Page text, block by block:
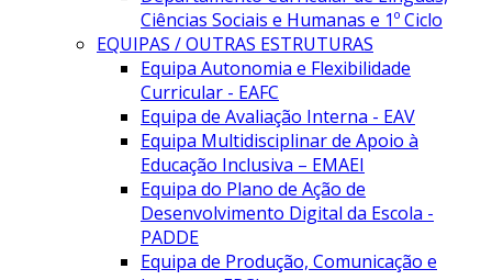
Ciências Sociais e Humanas e 1º Ciclo
EQUIPAS / OUTRAS ESTRUTURAS
Equipa Autonomia e Flexibilidade
Curricular - EAFC
Equipa de Avaliação Interna - EAV
Equipa Multidisciplinar de Apoio à
Educação Inclusiva – EMAEI
Equipa do Plano de Ação de
Desenvolvimento Digital da Escola -
PADDE
Equipa de Produção, Comunicação e